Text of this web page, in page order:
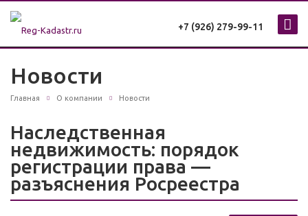
+7 (926) 279-99-11
Новости
Главная О компании Новости
Наследственная
недвижимость: порядок
регистрации права —
разъяснения Росреестра